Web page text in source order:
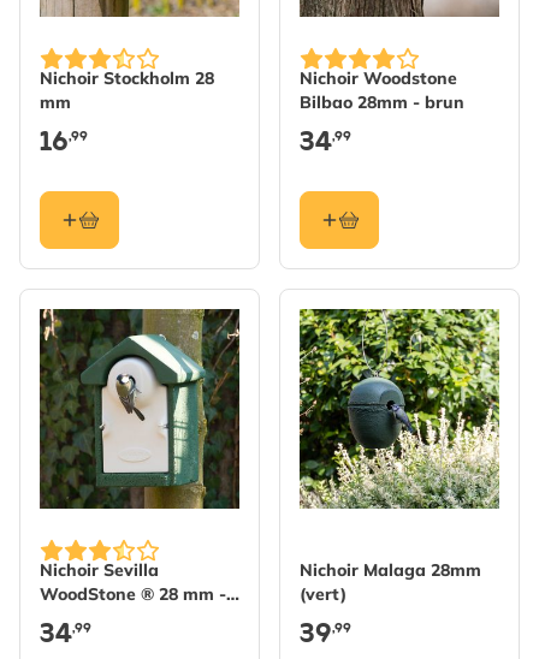
Nichoir Stockholm 28
mm
16,99
Nichoir Woodstone
Bilbao 28mm - brun
34,99
Nichoir Sevilla
WoodStone ® 28 mm -
Vert
34,99
Nichoir Malaga 28mm
(vert)
39,99